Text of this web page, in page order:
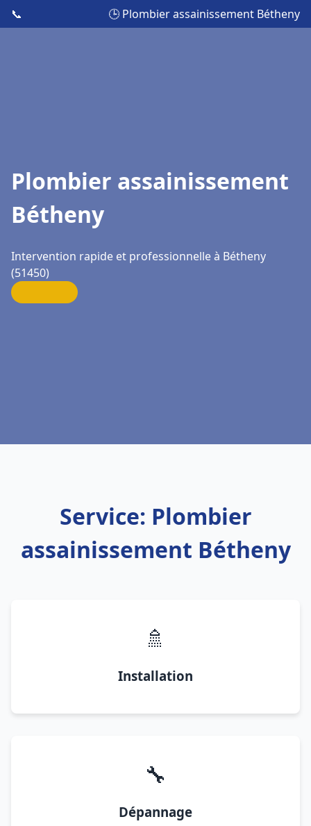
📞 🕒 Plombier assainissement Bétheny
Plombier assainissement
Bétheny
Intervention rapide et professionnelle à Bétheny
(51450)
Service: Plombier
assainissement Bétheny
🚿
Installation
🔧
Dépannage